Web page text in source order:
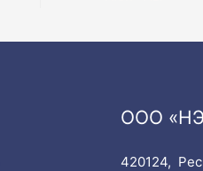
ООО
420124,